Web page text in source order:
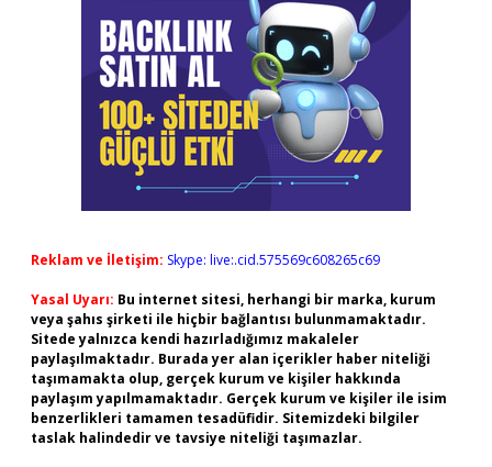
Reklam ve İletişim: Skype: live:.cid.575569c608265c69
Yasal Uyarı: Bu internet sitesi, herhangi bir marka, kurum
veya şahıs şirketi ile hiçbir bağlantısı bulunmamaktadır.
Sitede yalnızca kendi hazırladığımız makaleler
paylaşılmaktadır. Burada yer alan içerikler haber niteliği
taşımamakta olup, gerçek kurum ve kişiler hakkında
paylaşım yapılmamaktadır. Gerçek kurum ve kişiler ile isim
benzerlikleri tamamen tesadüfidir. Sitemizdeki bilgiler
taslak halindedir ve tavsiye niteliği taşımazlar.